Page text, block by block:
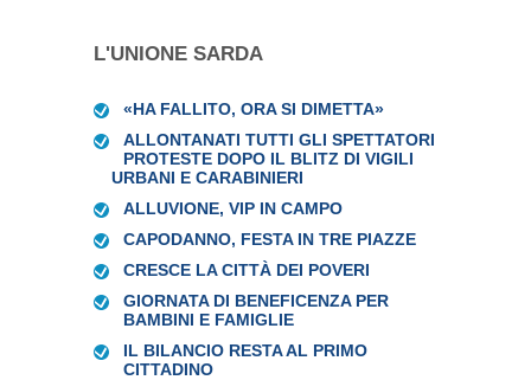
L'UNIONE SARDA
«HA FALLITO, ORA SI DIMETTA»
ALLONTANATI TUTTI GLI SPETTATORI
PROTESTE DOPO IL BLITZ DI VIGILI
URBANI E CARABINIERI
ALLUVIONE, VIP IN CAMPO
CAPODANNO, FESTA IN TRE PIAZZE
CRESCE LA CITTÀ DEI POVERI
GIORNATA DI BENEFICENZA PER
BAMBINI E FAMIGLIE
IL BILANCIO RESTA AL PRIMO
CITTADINO